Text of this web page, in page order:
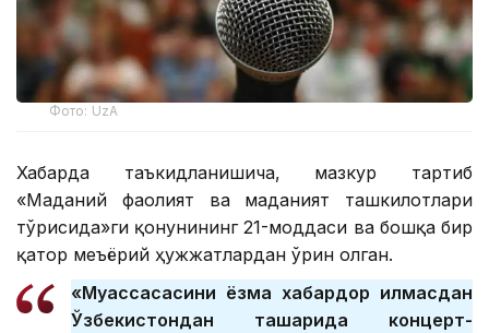
Фото: UzA
Хабарда таъкидланишича, мазкур тартиб
«Маданий фаолият ва маданият ташкилотлари
тўғрисида»ги қонунининг 21-моддаси ва бошқа бир
қатор меъёрий ҳужжатлардан ўрин олган.
«Муассасасини ёзма хабардор қилмасдан
Ўзбекистондан ташқарида концерт-